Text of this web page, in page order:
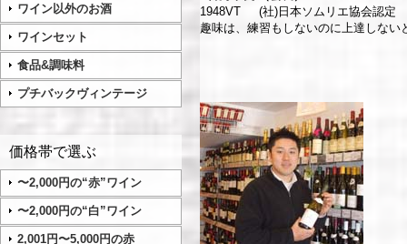
ワイン以外のお酒
ワインセット
食品&調味料
プチバックヴィンテージ
価格帯で選ぶ
〜2,000円の“赤”ワイン
〜2,000円の“白”ワイン
2,001円〜5,000円の赤
1948VT (社)日本ソムリエ協会認定
趣味は、練習もしないのに上達しな